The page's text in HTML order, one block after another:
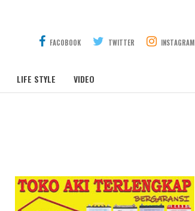
FACOBOOK TWITTER INSTAGRAM
LIFE STYLE VIDEO